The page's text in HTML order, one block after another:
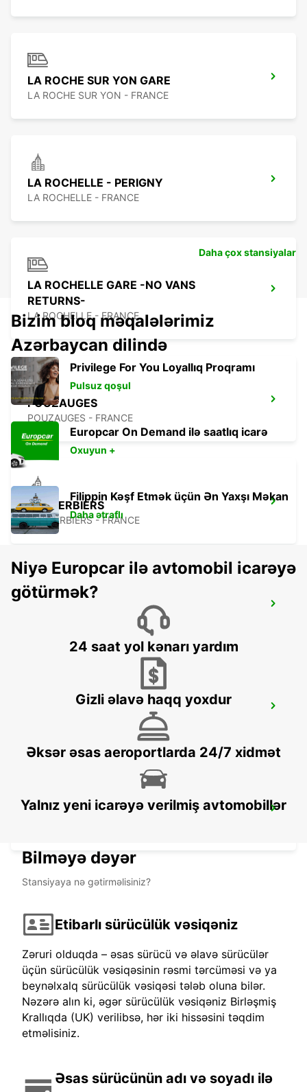
LA ROCHE SUR YON GARE
LA ROCHE SUR YON - FRANCE
LA ROCHELLE - PERIGNY
LA ROCHELLE - FRANCE
LA ROCHELLE GARE -NO VANS
RETURNS-
LA ROCHELLE - FRANCE
POUZAUGES
POUZAUGES - FRANCE
LES HERBIERS
LES HERBIERS - FRANCE
LES SABLES D'OLONNE
LES SABLES D OLONNE - FRANCE
NIORT
Daha çox stansiyalar
Bizim bloq məqalələrimiz
Azərbaycan dilində
Privilege For You Loyallıq Proqramı
Pulsuz qoşul
Europcar On Demand ilə saatlıq icarə
Oxuyun +
Filippin Kəşf Etmək üçün Ən Yaxşı Məkan
Daha ətraflı
Niyə Europcar ilə avtomobil icarəyə
götürmək?
24 saat yol kənarı yardım
Gizli əlavə haqq yoxdur
Əksər əsas aeroportlarda 24/7 xidmət
Yalnız yeni icarəyə verilmiş avtomobillər
Bilməyə dəyər
Stansiyaya nə gətirməlisiniz?
Etibarlı sürücülük vəsiqəniz
Zəruri olduqda – əsas sürücü və əlavə sürücülər
üçün sürücülük vəsiqəsinin rəsmi tərcüməsi və ya
beynəlxalq sürücülük vəsiqəsi tələb oluna bilər.
Nəzərə alın ki, əgər sürücülük vəsiqəniz Birləşmiş
Krallıqda (UK) verilibsə, hər iki hissəsini təqdim
etməlisiniz.
Əsas sürücünün adı və soyadı ilə